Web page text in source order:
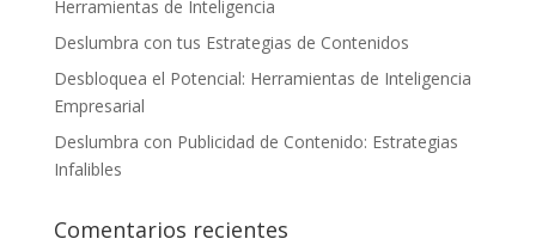
Herramientas de Inteligencia
Deslumbra con tus Estrategias de Contenidos
Desbloquea el Potencial: Herramientas de Inteligencia
Empresarial
Deslumbra con Publicidad de Contenido: Estrategias
Infalibles
Comentarios recientes